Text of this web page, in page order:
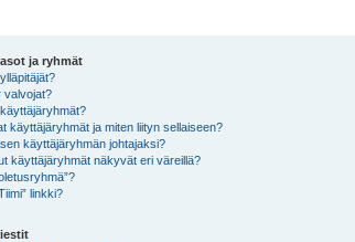
ja ryhmät
valvojat?
käyttäjäryhmät ja miten liityn sellaiseen?
käyttäjäryhmän johtajaksi?
käyttäjäryhmät näkyvät eri väreillä?
linkki?